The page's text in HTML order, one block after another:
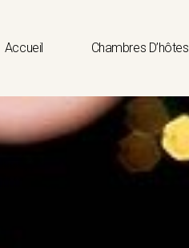
Accueil Chambres D’hôtes